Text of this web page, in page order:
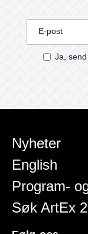
E-post
Ja,
Nyheter
English
Program-
Søk ArtEx